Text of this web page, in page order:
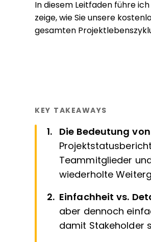
In diesem Leitfaden führe
zeige, wie Sie unsere
gesamten
KEY TAKEAWAYS
Die Bedeutung
Teammitglieder
wiederholte
Einfachheit vs.
aber dennoch
damit Stakeholder